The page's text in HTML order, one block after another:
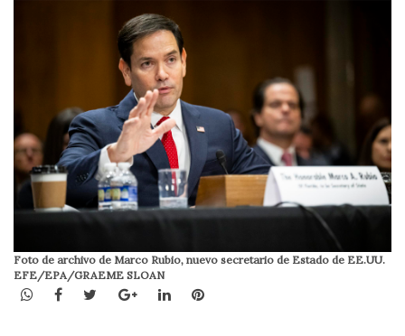
Foto de archivo de Marco Rubio, nuevo secretario de Estado de EE.UU.
EFE/EPA/GRAEME SLOAN
WhatsApp
Facebook
TwitterGoogle+LinkedInPinterest